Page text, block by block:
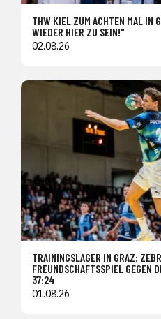
THW KIEL ZUM ACHTEN MAL IN
WIEDER HIER ZU SEIN!"
02.08.26
TRAININGSLAGER IN GRAZ:
FREUNDSCHAFTSSPIEL GEGEN
37:24
01.08.26